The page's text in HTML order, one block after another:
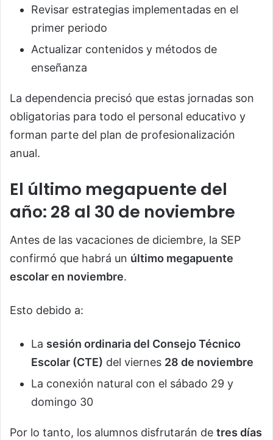
Revisar estrategias implementadas en el
primer periodo
Actualizar contenidos y métodos de
enseñanza
La dependencia precisó que estas jornadas son
obligatorias para todo el personal educativo y
forman parte del plan de profesionalización
anual.
El último megapuente del
año: 28 al 30 de noviembre
Antes de las vacaciones de diciembre, la SEP
confirmó que habrá un último megapuente
escolar en noviembre.
Esto debido a:
La sesión ordinaria del Consejo Técnico
Escolar (CTE) del viernes 28 de noviembre
La conexión natural con el sábado 29 y
domingo 30
Por lo tanto, los alumnos disfrutarán de tres días